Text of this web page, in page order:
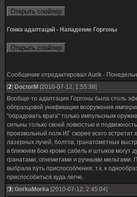
Гонка адаптаций - Нападение Горгоны
Сообщение отредактировал Aurik -
[2] DoctorM [2010-07-12, 1:55:38]
Вообще-то адаптация Горгоны была столь
обпразцовой унификации вооружения
"обрадовать врага" только импульсным
сильны только своей ловкостью и
произвольный полк ИГ скорее всего встретит
лазерных лучей, болтов, гранатометных
в ближнем бою кроме сабель и штыков могут
гранатами, огнеметами и ручными мельтами.
выбрала путь приспособления, т.к. к
приспособиться куда легче.
[3] GorkaMorka [2010-07-12, 2:45:04]